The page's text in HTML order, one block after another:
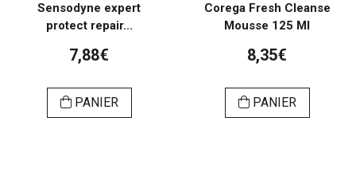
Sensodyne expert
protect repair...
7,88€
PANIER
Corega Fresh Cleanse
Mousse 125 Ml
8,35€
PANIER